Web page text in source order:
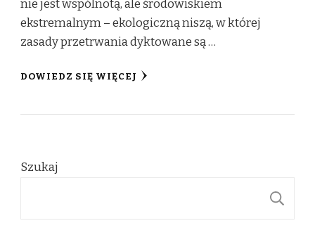
nie jest wspólnotą, ale środowiskiem
ekstremalnym – ekologiczną niszą, w której
zasady przetrwania dyktowane są …
DOWIEDZ SIĘ WIĘCEJ
Szukaj